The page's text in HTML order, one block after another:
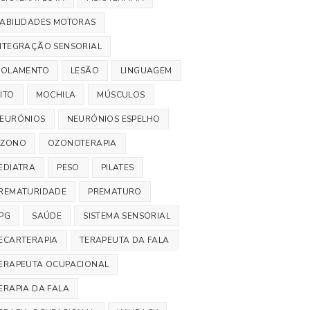
MOTORAS
SENSORIAL
LESÃO LINGUAGEM
MOCHILA MÚSCULOS
NEURÓNIOS ESPELHO
OZONOTERAPIA
PESO PILATES
PREMATURO
SAÚDE SISTEMA SENSORIAL
TERAPEUTA DA FALA
OCUPACIONAL
DA FALA